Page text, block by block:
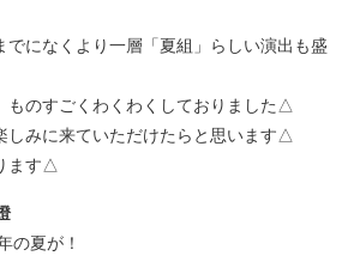
でになくより一層「夏組」らしい演出も盛
ものすごくわくわくしておりました△
しみに来ていただけたらと思います△
ます△
の夏が！